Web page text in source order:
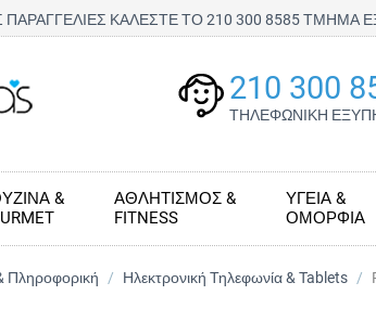
ΠΑΡΑΓΓΕΛΙΕΣ ΚΑΛΕΣΤΕ ΤΟ 210 300 8585
210 300
ΤΗΛΕΦΩΝΙΚΗ
&
ΑΘΛΗΤΙΣΜΌΣ &
FITNESS
ΥΓΕΊΑ &
ΟΜΟΡΦΙΆ
Πληροφορική / Ηλεκτρονική Τηλεφωνία & Tablets /